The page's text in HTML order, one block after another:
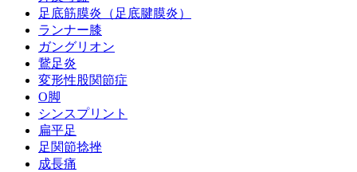
足底筋膜炎（足底腱膜炎）
ランナー膝
ガングリオン
鵞足炎
変形性股関節症
O脚
シンスプリント
扁平足
足関節捻挫
成長痛